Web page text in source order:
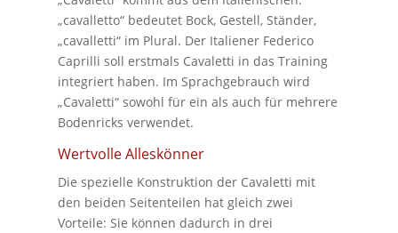
„cavalletto“ bedeutet Bock, Gestell, Ständer,
„cavalletti“ im Plural. Der Italiener Federico
Caprilli soll erstmals Cavaletti in das Training
integriert haben. Im Sprachgebrauch wird
„Cavaletti“ sowohl für ein als auch für mehrere
Bodenricks verwendet.
Wertvolle Alleskönner
Die spezielle Konstruktion der Cavaletti mit
den beiden Seitenteilen hat gleich zwei
Vorteile: Sie können dadurch in drei